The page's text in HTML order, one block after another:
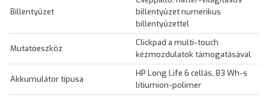
Billentyűzet
billentyűzet numerikus
billentyűzettel
Mutatóeszköz
Clickpad a multi-touch
kézmozdulatok támogatásával
Akkumulátor típusa
HP Long Life 6 cellás, 83 Wh-s
lítiumion-polimer